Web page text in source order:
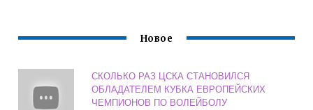
Новое
СКОЛЬКО РАЗ ЦСКА СТАНОВИЛСЯ
ОБЛАДАТЕЛЕМ КУБКА ЕВРОПЕЙСКИХ
ЧЕМПИОНОВ ПО ВОЛЕЙБОЛУ